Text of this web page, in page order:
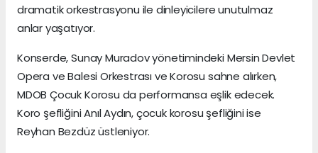
dramatik orkestrasyonu ile dinleyicilere unutulmaz
anlar yaşatıyor.
Konserde, Sunay Muradov yönetimindeki Mersin Devlet
Opera ve Balesi Orkestrası ve Korosu sahne alırken,
MDOB Çocuk Korosu da performansa eşlik edecek.
Koro şefliğini Anıl Aydın, çocuk korosu şefliğini ise
Reyhan Bezdüz üstleniyor.